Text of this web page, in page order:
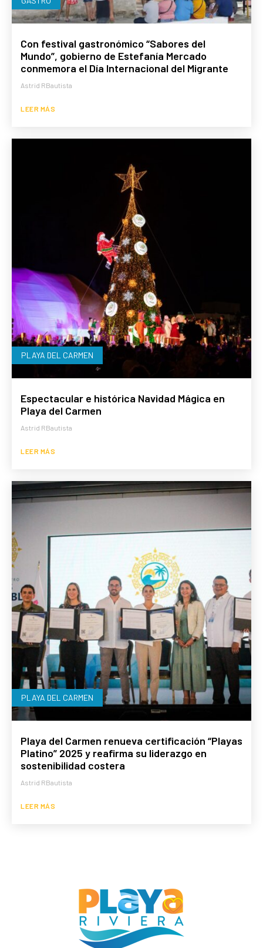
Con festival gastronómico “Sabores del
Mundo”, gobierno de Estefanía Mercado
conmemora el Día Internacional del Migrante
Astrid RBautista
LEER MÁS
PLAYA DEL CARMEN
Espectacular e histórica Navidad Mágica en
Playa del Carmen
Astrid RBautista
LEER MÁS
PLAYA DEL CARMEN
Playa del Carmen renueva certificación “Playas
Platino” 2025 y reafirma su liderazgo en
sostenibilidad costera
Astrid RBautista
LEER MÁS